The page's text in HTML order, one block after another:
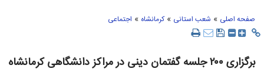
صفحه اصلی » شعب استانی »کرمانشاه » اجتماعی
برگزاری ۲۰۰ جلسه گفتمان دینی در مراکز دانشگاهی کرمانشاه